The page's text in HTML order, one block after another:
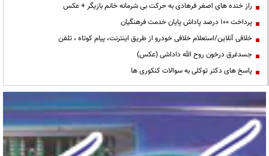
راز خنده های اصغر فرهادی به حرکت بی شرمانه خانم بازیگر + عکس
پرداخت ۱۰۰ درصد پاداش پایان خدمت فرهنگیان
خلافی آنلاین/استعلام خلافی خودرو از طریق اینترنت، پیام کوتاه ، تلفن
جسدغرق درخون روح الله داداشی (عکس)
پاسخ های دکتر توکلی به سوالات کنکوری ها